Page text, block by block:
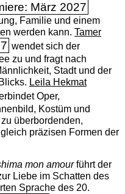
März 2027
Familie und einem
werden kann. Tamer
wendet sich der
zu und fragt nach
Stadt und der
Leila Hekmat
Oper,
Kostüm und
überbordenden,
präzisen Formen der
mon amourführt der
Liebe im Schatten des
Sprache des 20.